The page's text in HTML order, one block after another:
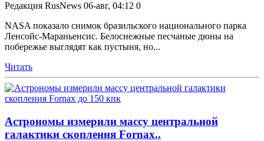
Редакция RusNews 06-авг, 04:12 0
NASA показало снимок бразильского национального парка
Ленсойс-Мараньенсис. Белоснежные песчаные дюны на
побережье выглядят как пустыня, но...
Читать
Астрономы измерили массу центральной
галактики скопления Fornax..